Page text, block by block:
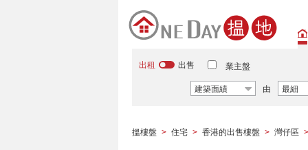
出租 出售 業主盤
建築面績 由 最細
搵樓盤 > 住宅 > 香港的出售樓盤 > 灣仔區 >